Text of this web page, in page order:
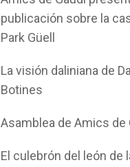
publicación sobre la
Park Güell
La visión daliniana de
Botines
Asamblea de Amics de
El culebrón del león de